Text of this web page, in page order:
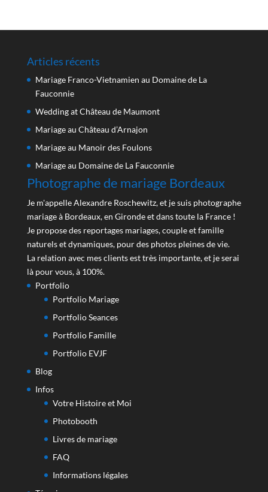
Articles récents
Mariage Franco-Vietnamien au Domaine de La
Fauconnie
Wedding at Château de Maumont
Mariage au Château d’Arnajon
Mariage au Manoir des Foulons
Mariage au Domaine de La Fauconnie
Photographe de mariage Bordeaux
Je m'appelle Alexandre Roschewitz, et je suis photographe
mariage à Bordeaux, en Gironde et dans toute la France !
Je propose des reportages mariages, couple et famille
naturels et dynamiques, pour des photos pleines de vie.
La relation avec mes clients est très importante, et je serai
là pour vous, à 100%.
Portfolio
Portfolio Mariage
Portfolio Seances
Portfolio Famille
Portfolio EVJF
Blog
Infos
Votre Histoire et Moi
Photobooth
Livres de mariage
FAQ
Informations légales